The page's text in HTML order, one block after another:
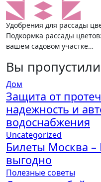
Удобрения для рассады цветов в домашних условиях
Подкормка рассады
вашем садовом участке…
Вы пропустили
Дом
Защита от
надежность и
водоснабжения
Uncategorized
Билеты Москва –
выгодно
Полезные советы